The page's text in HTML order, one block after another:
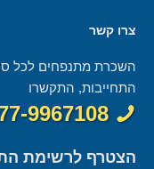
צרו קשר
השכרת מתנפחים לכל
התחייבות, התקשרו
077-9967108
הצטרף לרשימת